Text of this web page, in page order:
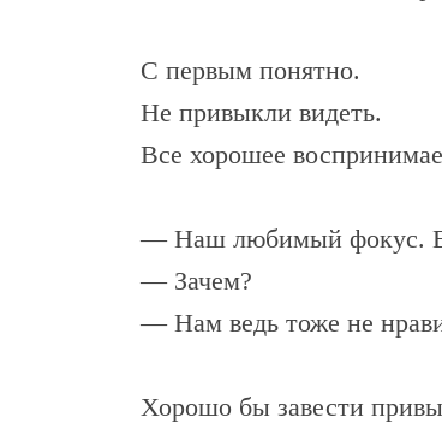
С первым понятно.
Не привыкли видеть.
Все хорошее
— Наш любимый фокус.
— Зачем?
— Нам ведь тоже не
Хорошо бы завести